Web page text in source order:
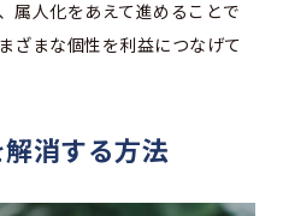
属人化をあえて進めることで
ざまな個性を利益につなげて
消する方法